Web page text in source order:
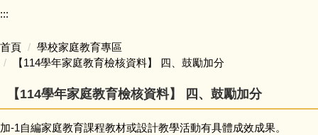
校務問卷填寫
:::
首頁
學校家庭教育專區
【114學年家庭教育檢核資料】 四、鼓勵加分
【114學年家庭教育檢核資料】 四、鼓勵加分
加-1自編家庭教育課程教材或設計教學活動有具體成效成果。